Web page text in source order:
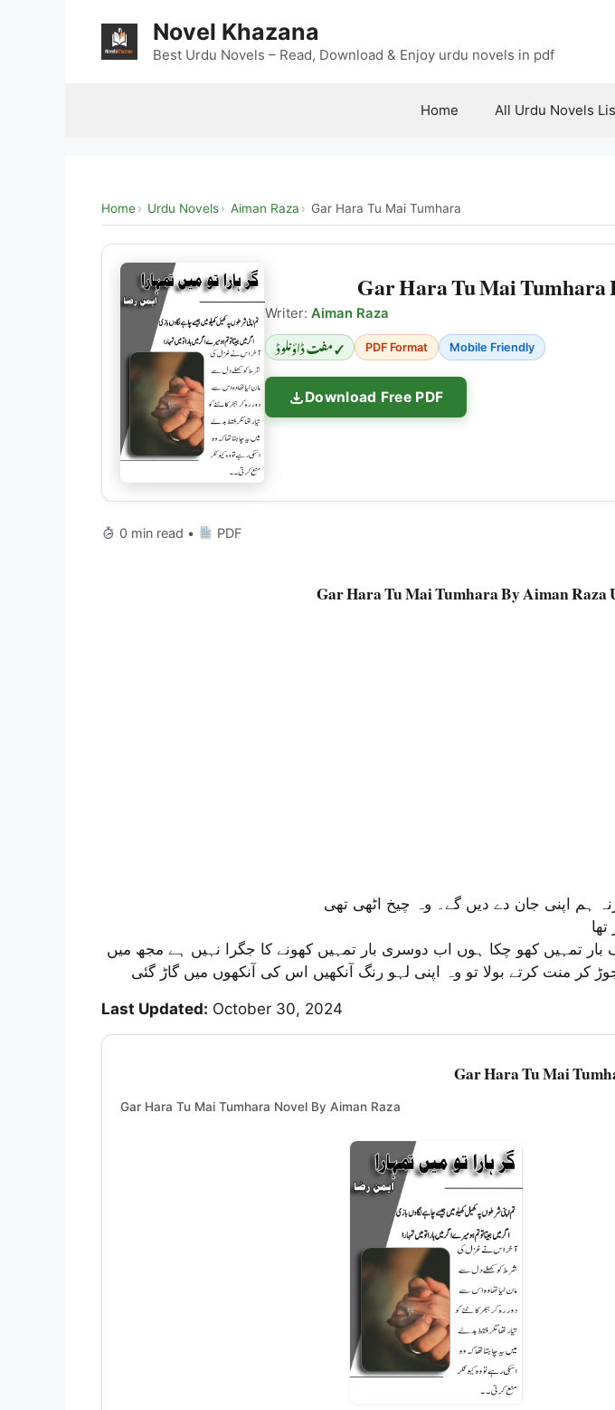
Novel Khazana
Best Urdu Novels – Read, Download & Enjoy urdu novels in pdf
Home All Urdu Novels
Home Urdu Novels Aiman Raza Gar Hara Tu Mai Tumhara
Gar Hara Tu Mai
Writer: Aiman Raza
✓ مفت ڈاؤنلوڈ PDF Format Mobile Friendly
Download Free PDF
0 min read • PDF
Gar Hara Tu Mai Tumhara By Aiman
ہم اپنی جان دے دیں گے۔ وہ چیخ اٹھی تھی
تمہیں کھو چکا ہوں اب دوسری بار تمہیں کھونے کا جگرا نہیں ہے مجھ میں
کر منت کرتے بولا تو وہ اپنی لہو رنگ آنکھیں اس کی آنکھوں میں گاڑ گئی
Last Updated: October 30, 2024
Gar Hara Tu Mai
Gar Hara Tu Mai Tumhara Novel By Aiman Raza